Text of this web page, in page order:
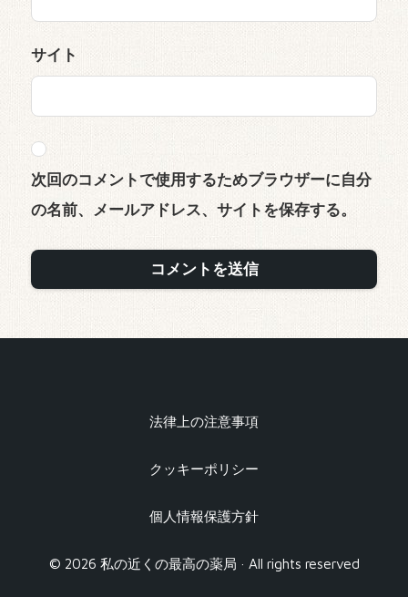
サイト
次回のコメントで使用するためブラウザーに自分
の名前、メールアドレス、サイトを保存する。
法律上の注意事項
クッキーポリシー
個人情報保護方針
© 2026 私の近くの最高の薬局 · All rights reserved